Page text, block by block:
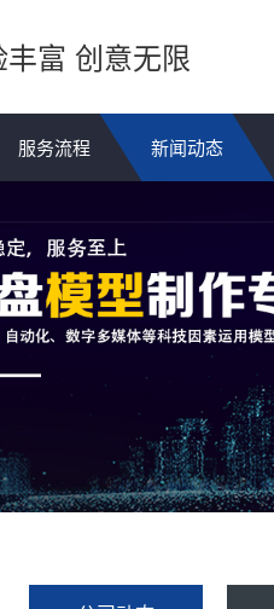
丰富 创意无限
服务流程 新闻动态